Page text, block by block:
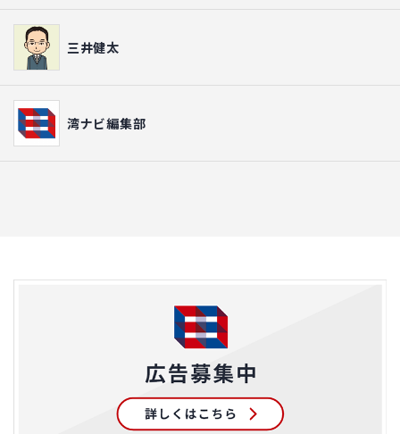
三井健太
湾ナビ編集部